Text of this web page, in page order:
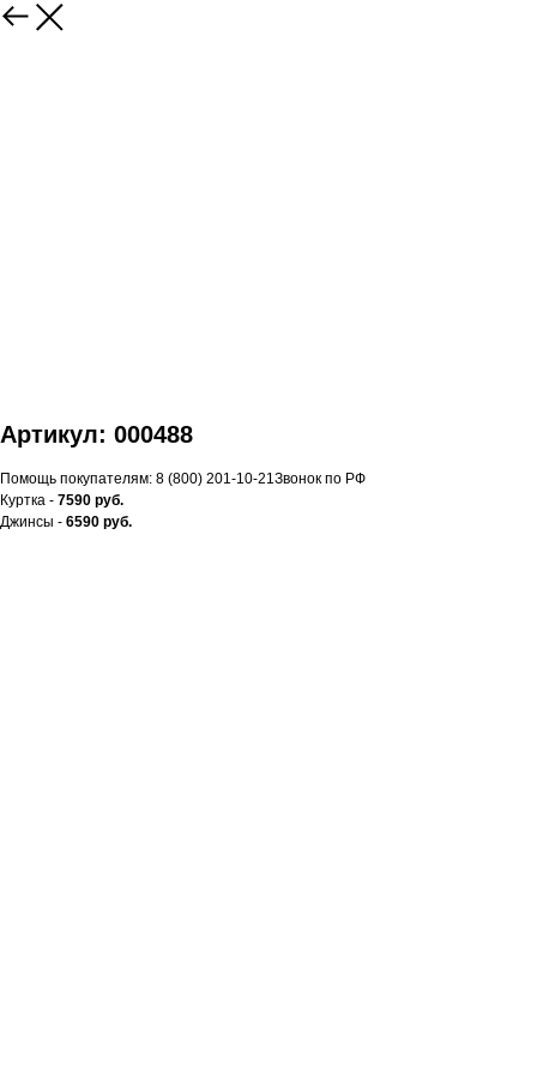
Артикул: 000488
Помощь покупателям: 8 (800) 201-10-21Звонок по РФ
Куртка - 7590 руб.
Джинсы - 6590 руб.